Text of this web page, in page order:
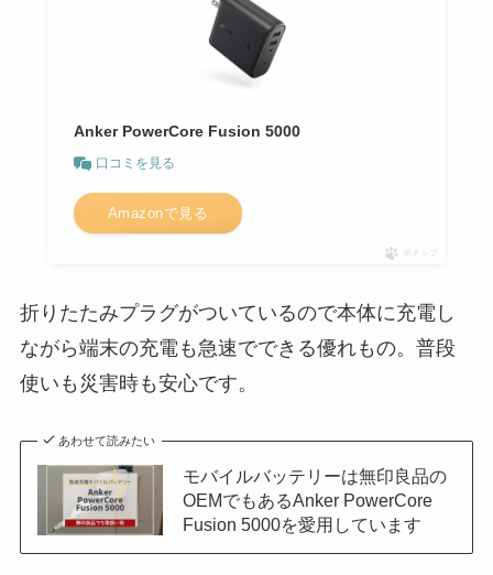
Anker PowerCore Fusion 5000
口コミを見る
Amazonで見る
ポチップ
折りたたみプラグがついているので本体に充電し
ながら端末の充電も急速でできる優れもの。普段
使いも災害時も安心です。
あわせて読みたい
モバイルバッテリーは無印良品の
OEMでもあるAnker PowerCore
Fusion 5000を愛用しています